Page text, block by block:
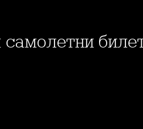
самолетни